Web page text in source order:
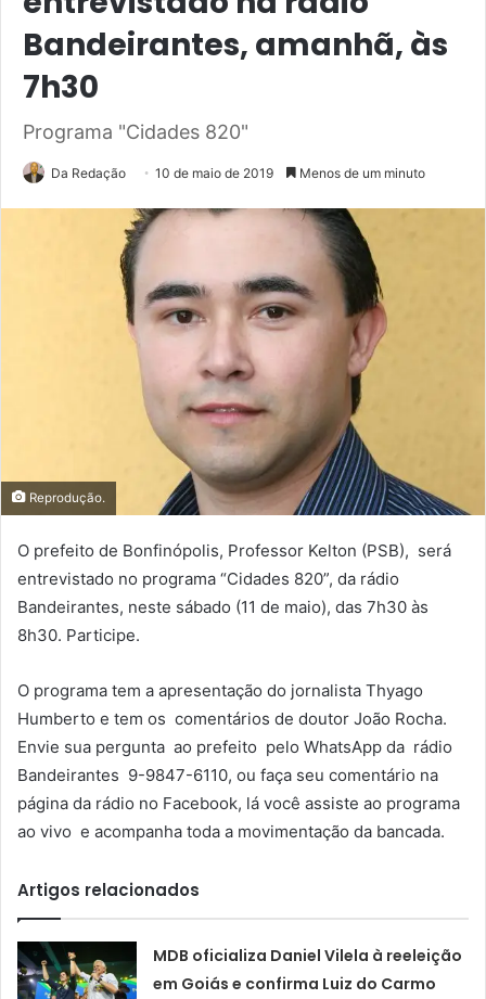
Bandeirantes, amanhã, às
7h30
Programa "Cidades 820"
Da Redação 10 de maio de 2019 Menos de um minuto
Reprodução.
O prefeito de Bonfinópolis, Professor Kelton (PSB), será
entrevistado no programa “Cidades 820”, da rádio
Bandeirantes, neste sábado (11 de maio), das 7h30 às
8h30. Participe.
O programa tem a apresentação do jornalista Thyago
Humberto e tem os comentários de doutor João Rocha.
Envie sua pergunta ao prefeito pelo WhatsApp da rádio
Bandeirantes 9-9847-6110, ou faça seu comentário na
página da rádio no Facebook, lá você assiste ao programa
ao vivo e acompanha toda a movimentação da bancada.
Artigos relacionados
MDB oficializa Daniel Vilela à reeleição
em Goiás e confirma Luiz do Carmo